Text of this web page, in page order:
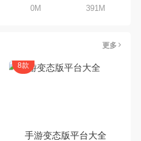
0M 391M
更多
手游变态版平台大全
8款